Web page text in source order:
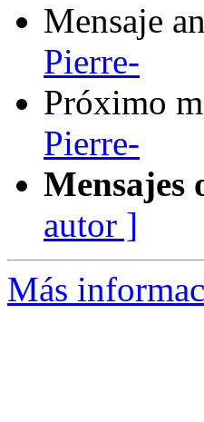
Mensaje
Pierre-
Próximo
Pierre-
Mensajes
autor ]
Más